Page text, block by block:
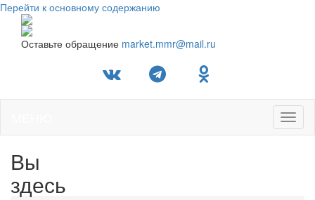
Перейти к основному содержанию
Оставьте обращение market.mmr@mail.ru
Вы
здесь